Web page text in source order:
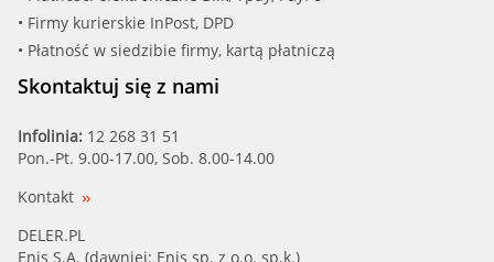
• Firmy kurierskie InPost, DPD
• Płatność w siedzibie firmy, kartą płatniczą
Skontaktuj się z nami
Infolinia: 12 268 31 51
Pon.-Pt. 9.00-17.00, Sob. 8.00-14.00
Kontakt
DELER.PL
Enis S.A. (dawniej: Enis sp. z o.o. sp.k.)